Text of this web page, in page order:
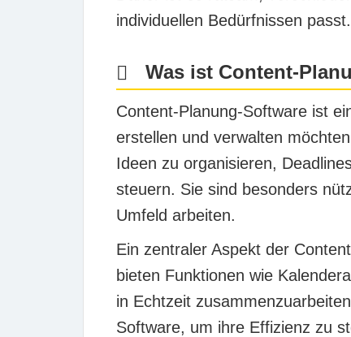
individuellen Bedürfnissen passt.
Was ist Content-
Content-Planung-Software ist
erstellen und verwalten
Ideen zu organisieren,
steuern. Sie sind besonders
Umfeld arbeiten.
Ein zentraler Aspekt der
bieten Funktionen wie
in Echtzeit
Software, um ihre Effizienz zu